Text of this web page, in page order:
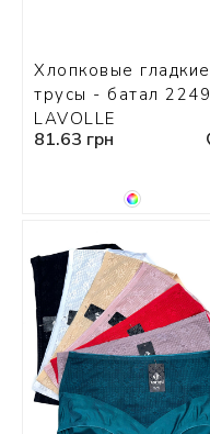
Хлопковые гладкие
трусы - батал 2249
LAVOLLE
81.63 грн